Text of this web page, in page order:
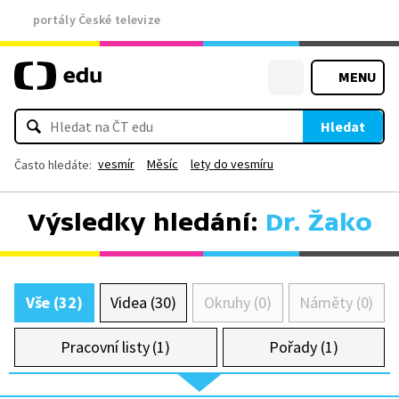
portály České televize
MENU
Hledat
Často hledáte: vesmír Měsíc lety do vesmíru
Výsledky hledání: Dr. Žako
Vše (32) Videa (30) Okruhy (0) Náměty (0)
Pracovní listy (1) Pořady (1)